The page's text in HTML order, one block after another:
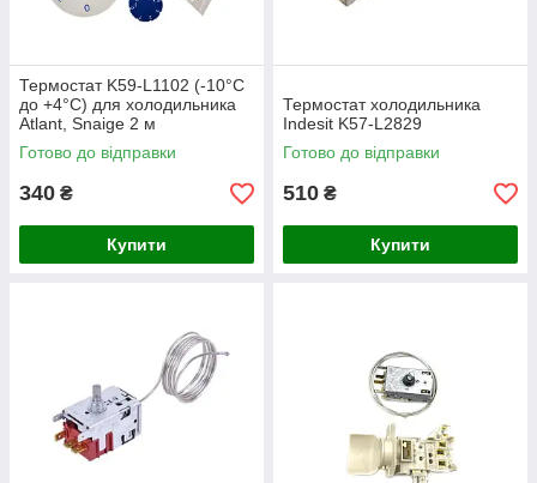
Термостат K59-L1102 (-10°C
до +4°C) для холодильника
Atlant, Snaige 2 м
Готово до відправки
340 ₴
Купити
Термостат холодильника
Indesit K57-L2829
Готово до відправки
510 ₴
Купити